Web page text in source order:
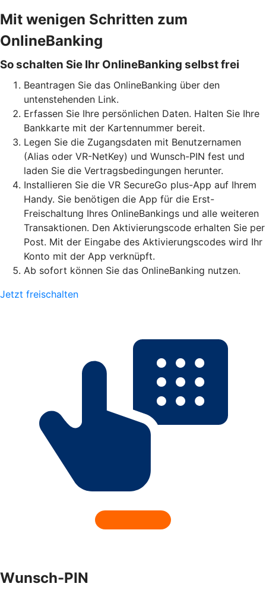
Mit wenigen Schritten zum
OnlineBanking
So schalten Sie Ihr OnlineBanking selbst frei
Beantragen Sie das OnlineBanking über den
untenstehenden Link.
Erfassen Sie Ihre persönlichen Daten. Halten Sie Ihre
Bankkarte mit der Kartennummer bereit.
Legen Sie die Zugangsdaten mit Benutzernamen
(Alias oder VR-NetKey) und Wunsch-PIN fest und
laden Sie die Vertragsbedingungen herunter.
Installieren Sie die VR SecureGo plus-App auf Ihrem
Handy. Sie benötigen die App für die Erst-
Freischaltung Ihres OnlineBankings und alle weiteren
Transaktionen. Den Aktivierungscode erhalten Sie per
Post. Mit der Eingabe des Aktivierungscodes wird Ihr
Konto mit der App verknüpft.
Ab sofort können Sie das OnlineBanking nutzen.
Jetzt freischalten
Wunsch-PIN